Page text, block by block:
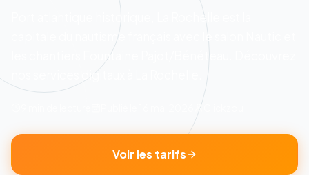
Port atlantique historique, La Rochelle est la
capitale du nautisme français avec le salon Nautic et
les chantiers Fountaine Pajot/Bénéteau. Découvrez
nos services digitaux à La Rochelle.
Voir les tarifs